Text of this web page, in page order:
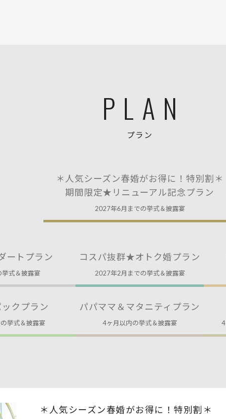
PLAN
プラン
＊人気シーズン春婚がお得に！特別割＊
期間限定★リニューアル記念プラン
2027年6月までの挙式＆披露宴
ートプラン
挙式＆披露宴
コスパ抜群★オトク婚プラン
2027年2月までの挙式＆披露宴
クプラン
挙式＆披露宴
パパママ＆マタニティプラン
4ヶ月以内の挙式＆披露宴
＊人気シーズン春婚がお得に！特別割＊